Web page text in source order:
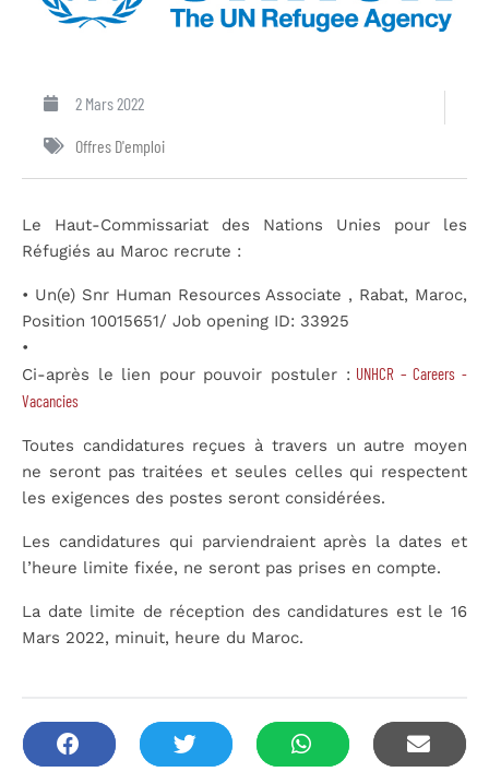
2 Mars 2022
Offres D'emploi
Le Haut-Commissariat des Nations Unies pour les
Réfugiés au Maroc recrute :
• Un(e) Snr Human Resources Associate , Rabat, Maroc,
Position 10015651/ Job opening ID: 33925
•
Ci-après le lien pour pouvoir postuler : UNHCR – Careers -
Vacancies
Toutes candidatures reçues à travers un autre moyen
ne seront pas traitées et seules celles qui respectent
les exigences des postes seront considérées.
Les candidatures qui parviendraient après la dates et
l’heure limite fixée, ne seront pas prises en compte.
La date limite de réception des candidatures est le 16
Mars 2022, minuit, heure du Maroc.